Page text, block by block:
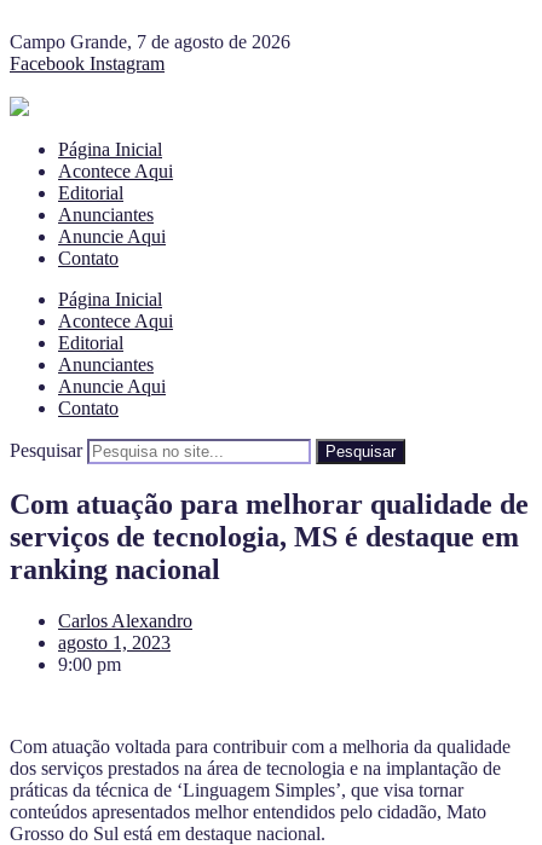
Campo Grande, 7 de agosto de 2026
Facebook Instagram
Página Inicial
Acontece Aqui
Editorial
Anunciantes
Anuncie Aqui
Contato
Página Inicial
Acontece Aqui
Editorial
Anunciantes
Anuncie Aqui
Contato
Pesquisar Pesquisar
Com atuação para melhorar qualidade de
serviços de tecnologia, MS é destaque em
ranking nacional
Carlos Alexandro
agosto 1, 2023
9:00 pm
Com atuação voltada para contribuir com a melhoria da qualidade
dos serviços prestados na área de tecnologia e na implantação de
práticas da técnica de ‘Linguagem Simples’, que visa tornar
conteúdos apresentados melhor entendidos pelo cidadão, Mato
Grosso do Sul está em destaque nacional.